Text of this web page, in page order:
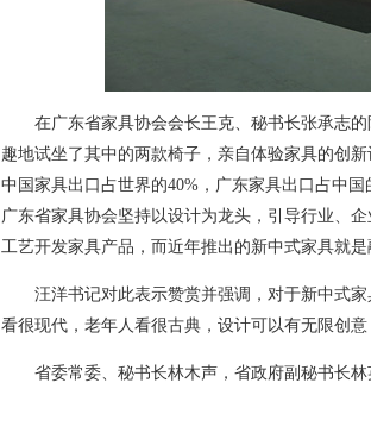
在广东省家具协会会长王克、秘书长张承志
趣地试坐了其中的两款椅子，亲自体验家具的创
中国家具出口占世界的40%，广东家具出口占中
广东省家具协会坚持以设计为龙头，引导行业、
工艺开发家具产品，而近年推出的新中式家具就
汪洋书记对此表示赞赏并强调，对于新中式
看很现代，老年人看很古典，设计可以有无限创意
省委常委、秘书长林木声，省政府副秘书长